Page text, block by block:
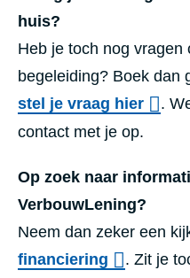
huis?
Heb je toch nog vragen
begeleiding? Boek dan
stel je vraag hier
.
contact met je op.
Op zoek naar
VerbouwLening?
Neem dan zeker een
financiering
. Zit je